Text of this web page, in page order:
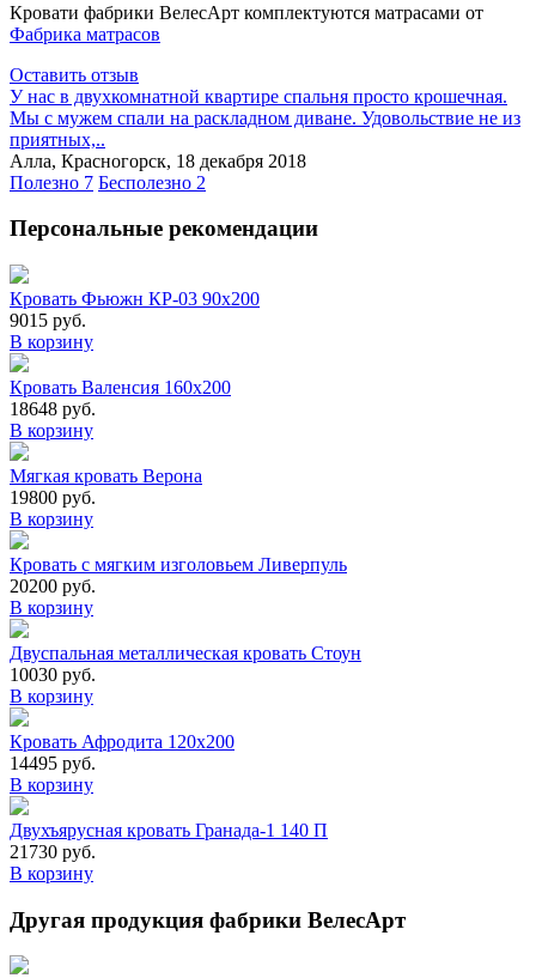
Кровати фабрики ВелесАрт комплектуются матрасами от
Фабрика матрасов
Оставить отзыв
У нас в двухкомнатной квартире спальня просто крошечная.
Мы с мужем спали на раскладном диване. Удовольствие не из
приятных,..
Алла, Красногорск, 18 декабря 2018
Полезно 7 Бесполезно 2
Персональные рекомендации
Кровать Фьюжн КР-03 90х200
9015 руб.
В корзину
Кровать Валенсия 160х200
18648 руб.
В корзину
Мягкая кровать Верона
19800 руб.
В корзину
Кровать с мягким изголовьем Ливерпуль
20200 руб.
В корзину
Двуспальная металлическая кровать Стоун
10030 руб.
В корзину
Кровать Афродита 120х200
14495 руб.
В корзину
Двухъярусная кровать Гранада-1 140 П
21730 руб.
В корзину
Другая продукция фабрики ВелесАрт